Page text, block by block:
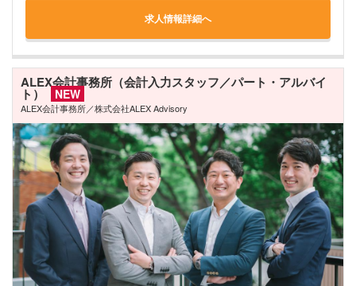
求人情報詳細へ
ALEX会計事務所（会計入力スタッフ／パート・アルバイ
ト） NEW
ALEX会計事務所／株式会社ALEX Advisory